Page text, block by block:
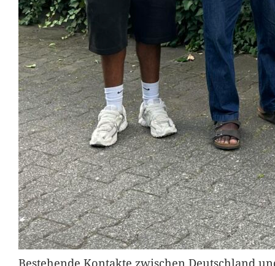
Bestehende Kontakte zwischen Deutschland